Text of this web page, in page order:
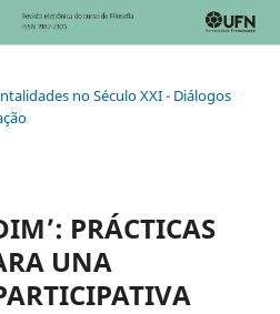
no Século XXI - Diálogos
PRÁCTICAS
UNA